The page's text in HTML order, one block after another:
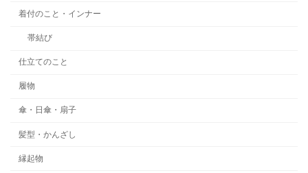
着付のこと・インナー
帯結び
仕立てのこと
履物
傘・日傘・扇子
髪型・かんざし
縁起物